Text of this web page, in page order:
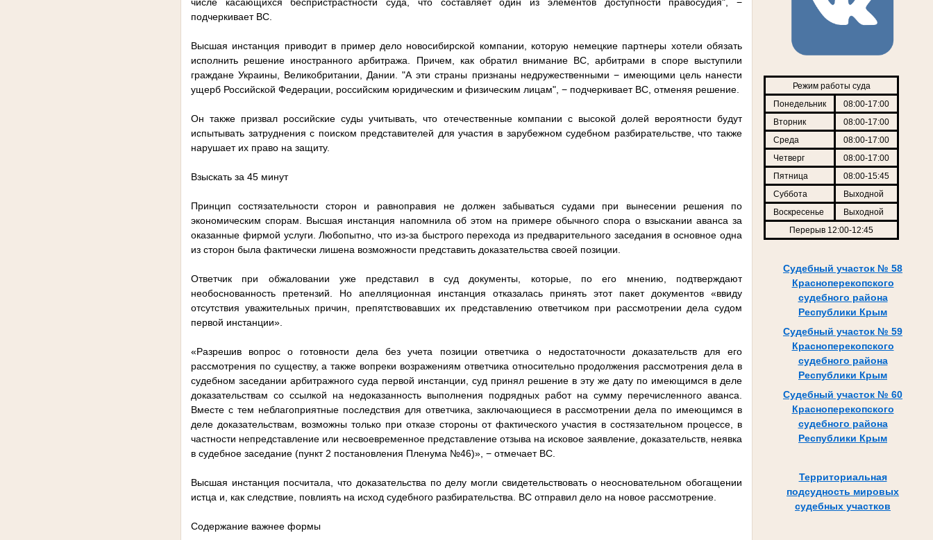
Режим работы суда
Понедельник
08:00-17:00
Вторник
08:00-17:00
Среда
08:00-17:00
Четверг
08:00-17:00
Пятница
08:00-15:45
Суббота
Выходной
Воскресенье
Выходной
Перерыв 12:00-12:45
Судебный участок № 58
Красноперекопского
судебного района
Республики Крым
Судебный участок № 59
Красноперекопского
судебного района
Республики Крым
Судебный участок № 60
Красноперекопского
судебного района
Республики Крым
Территориальная
подсудность мировых
судебных участков
подчеркивает ВС.
Высшая инстанция приводит в пример дело новосибирской компании, которую немецкие партнеры хотели обязать
исполнить решение иностранного арбитража. Причем, как обратил внимание ВС, арбитрами в споре выступили
граждане Украины, Великобритании, Дании. "А эти страны признаны недружественными − имеющими цель нанести
ущерб Российской Федерации, российским юридическим и физическим лицам", − подчеркивает ВС, отменяя решение.
Он также призвал российские суды учитывать, что отечественные компании с высокой долей вероятности будут
испытывать затруднения с поиском представителей для участия в зарубежном судебном разбирательстве, что также
нарушает их право на защиту.
Взыскать за 45 минут
Принцип состязательности сторон и равноправия не должен забываться судами при вынесении решения по
экономическим спорам. Высшая инстанция напомнила об этом на примере обычного спора о взыскании аванса за
оказанные фирмой услуги. Любопытно, что из-за быстрого перехода из предварительного заседания в основное одна
из сторон была фактически лишена возможности представить доказательства своей позиции.
Ответчик при обжаловании уже представил в суд документы, которые, по его мнению, подтверждают
необоснованность претензий. Но апелляционная инстанция отказалась принять этот пакет документов «ввиду
отсутствия уважительных причин, препятствовавших их представлению ответчиком при рассмотрении дела судом
первой инстанции».
«Разрешив вопрос о готовности дела без учета позиции ответчика о недостаточности доказательств для его
рассмотрения по существу, а также вопреки возражениям ответчика относительно продолжения рассмотрения дела в
судебном заседании арбитражного суда первой инстанции, суд принял решение в эту же дату по имеющимся в деле
доказательствам со ссылкой на недоказанность выполнения подрядных работ на сумму перечисленного аванса.
Вместе с тем неблагоприятные последствия для ответчика, заключающиеся в рассмотрении дела по имеющимся в
деле доказательствам, возможны только при отказе стороны от фактического участия в состязательном процессе, в
частности непредставление или несвоевременное представление отзыва на исковое заявление, доказательств, неявка
в судебное заседание (пункт 2 постановления Пленума №46)», − отмечает ВС.
Высшая инстанция посчитала, что доказательства по делу могли свидетельствовать о неосновательном обогащении
истца и, как следствие, повлиять на исход судебного разбирательства. ВС отправил дело на новое рассмотрение.
Содержание важнее формы